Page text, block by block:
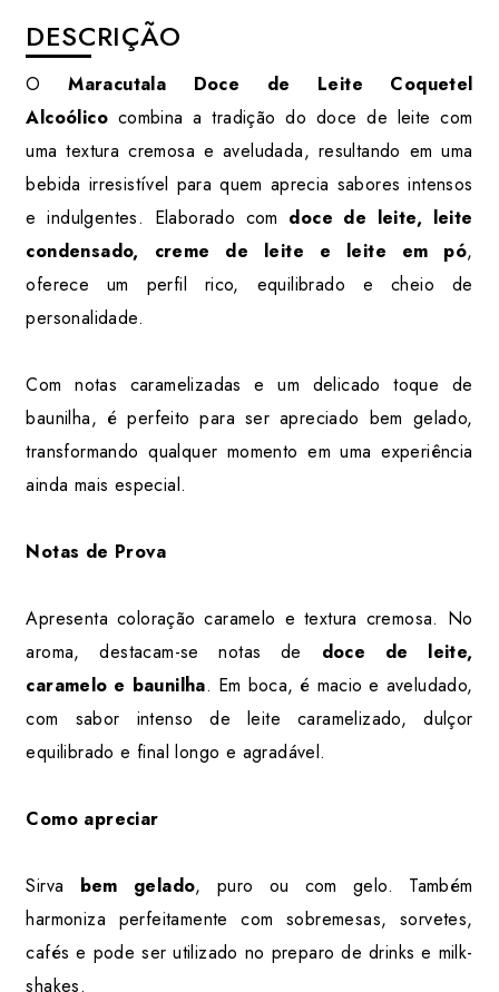
DESCRIÇÃO
OMaracutala Doce de Leite Coquetel
Alcoólico combina a tradição do doce de leite com
uma textura cremosa e aveludada, resultando em uma
bebida irresistível para quem aprecia sabores intensos
e indulgentes. Elaborado com doce de leite, leite
condensado, creme de leite e leite em pó,
oferece um perfil rico, equilibrado e cheio de
personalidade.
Com notas caramelizadas e um delicado toque de
baunilha, é perfeito para ser apreciado bem gelado,
transformando qualquer momento em uma experiência
ainda mais especial.
Notas de Prova
Apresenta coloração caramelo e textura cremosa. No
aroma, destacam-se notas de doce de leite,
caramelo e baunilha. Em boca, é macio e aveludado,
com sabor intenso de leite caramelizado, dulçor
equilibrado e final longo e agradável.
Como apreciar
Sirva bem gelado, puro ou com gelo. Também
harmoniza perfeitamente com sobremesas, sorvetes,
cafés e pode ser utilizado no preparo de drinks e milk-
shakes.